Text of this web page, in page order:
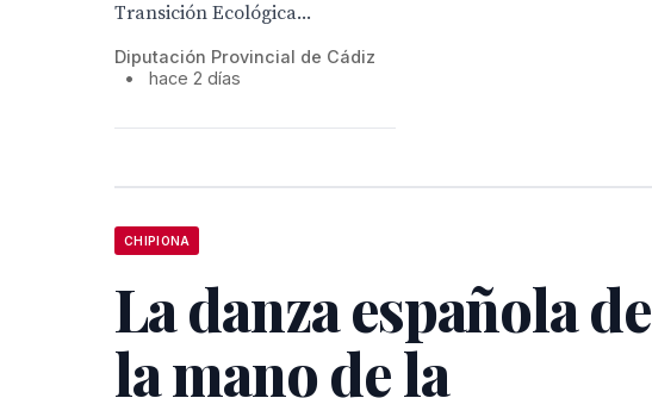
Transición Ecológica...
Diputación Provincial de Cádiz
•
hace 2 días
CHIPIONA
La danza española de
la mano de la